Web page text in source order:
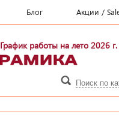
Блог Акции /
График работы на лето 2026 г.